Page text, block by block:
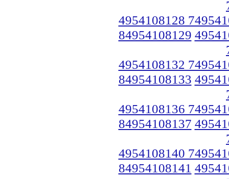
4954108128
84954108129
4954108132
84954108133
4954108136
84954108137
4954108140
84954108141